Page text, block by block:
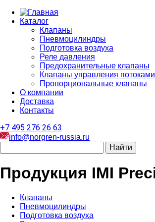
Каталог
Клапаны
Пневмоцилиндры
Подготовка воздуха
Реле давления
Предохранительные клапаны
Клапаны управления потоками
Пропорциональные клапаны
О компании
Доставка
Контакты
+7 495 276 26 63
info@norgren-russia.ru
Продукция IMI
Клапаны
Пневмоцилиндры
Подготовка воздуха